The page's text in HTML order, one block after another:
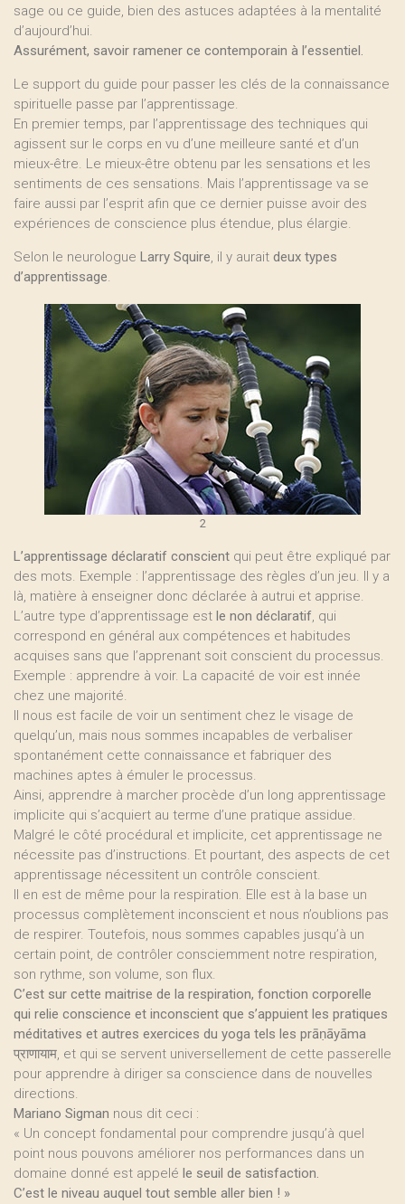
sage ou ce guide, bien des astuces adaptées à la mentalité
d’aujourd’hui.
Assurément, savoir ramener ce contemporain à l’essentiel.
Le support du guide pour passer les clés de la connaissance
spirituelle passe par l’apprentissage.
En premier temps, par l’apprentissage des techniques qui
agissent sur le corps en vu d’une meilleure santé et d’un
mieux-être. Le mieux-être obtenu par les sensations et les
sentiments de ces sensations. Mais l’apprentissage va se
faire aussi par l’esprit afin que ce dernier puisse avoir des
expériences de conscience plus étendue, plus élargie.
Selon le neurologue Larry Squire, il y aurait deux types
d’apprentissage.
2
L’apprentissage déclaratif conscient qui peut être expliqué par
des mots. Exemple : l’apprentissage des règles d’un jeu. Il y a
là, matière à enseigner donc déclarée à autrui et apprise.
L’autre type d’apprentissage est le non déclaratif, qui
correspond en général aux compétences et habitudes
acquises sans que l’apprenant soit conscient du processus.
Exemple : apprendre à voir. La capacité de voir est innée
chez une majorité.
Il nous est facile de voir un sentiment chez le visage de
quelqu’un, mais nous sommes incapables de verbaliser
spontanément cette connaissance et fabriquer des
machines aptes à émuler le processus.
Ainsi, apprendre à marcher procède d’un long apprentissage
implicite qui s’acquiert au terme d’une pratique assidue.
Malgré le côté procédural et implicite, cet apprentissage ne
nécessite pas d’instructions. Et pourtant, des aspects de cet
apprentissage nécessitent un contrôle conscient.
Il en est de même pour la respiration. Elle est à la base un
processus complètement inconscient et nous n’oublions pas
de respirer. Toutefois, nous sommes capables jusqu’à un
certain point, de contrôler consciemment notre respiration,
son rythme, son volume, son flux.
C’est sur cette maitrise de la respiration, fonction corporelle
qui relie conscience et inconscient que s’appuient les pratiques
méditatives et autres exercices du yoga tels les prāṇāyāma
प्राणायाम, et qui se servent universellement de cette passerelle
pour apprendre à diriger sa conscience dans de nouvelles
directions.
Mariano Sigman nous dit ceci :
« Un concept fondamental pour comprendre jusqu’à quel
point nous pouvons améliorer nos performances dans un
domaine donné est appelé le seuil de satisfaction.
C’est le niveau auquel tout semble aller bien ! »